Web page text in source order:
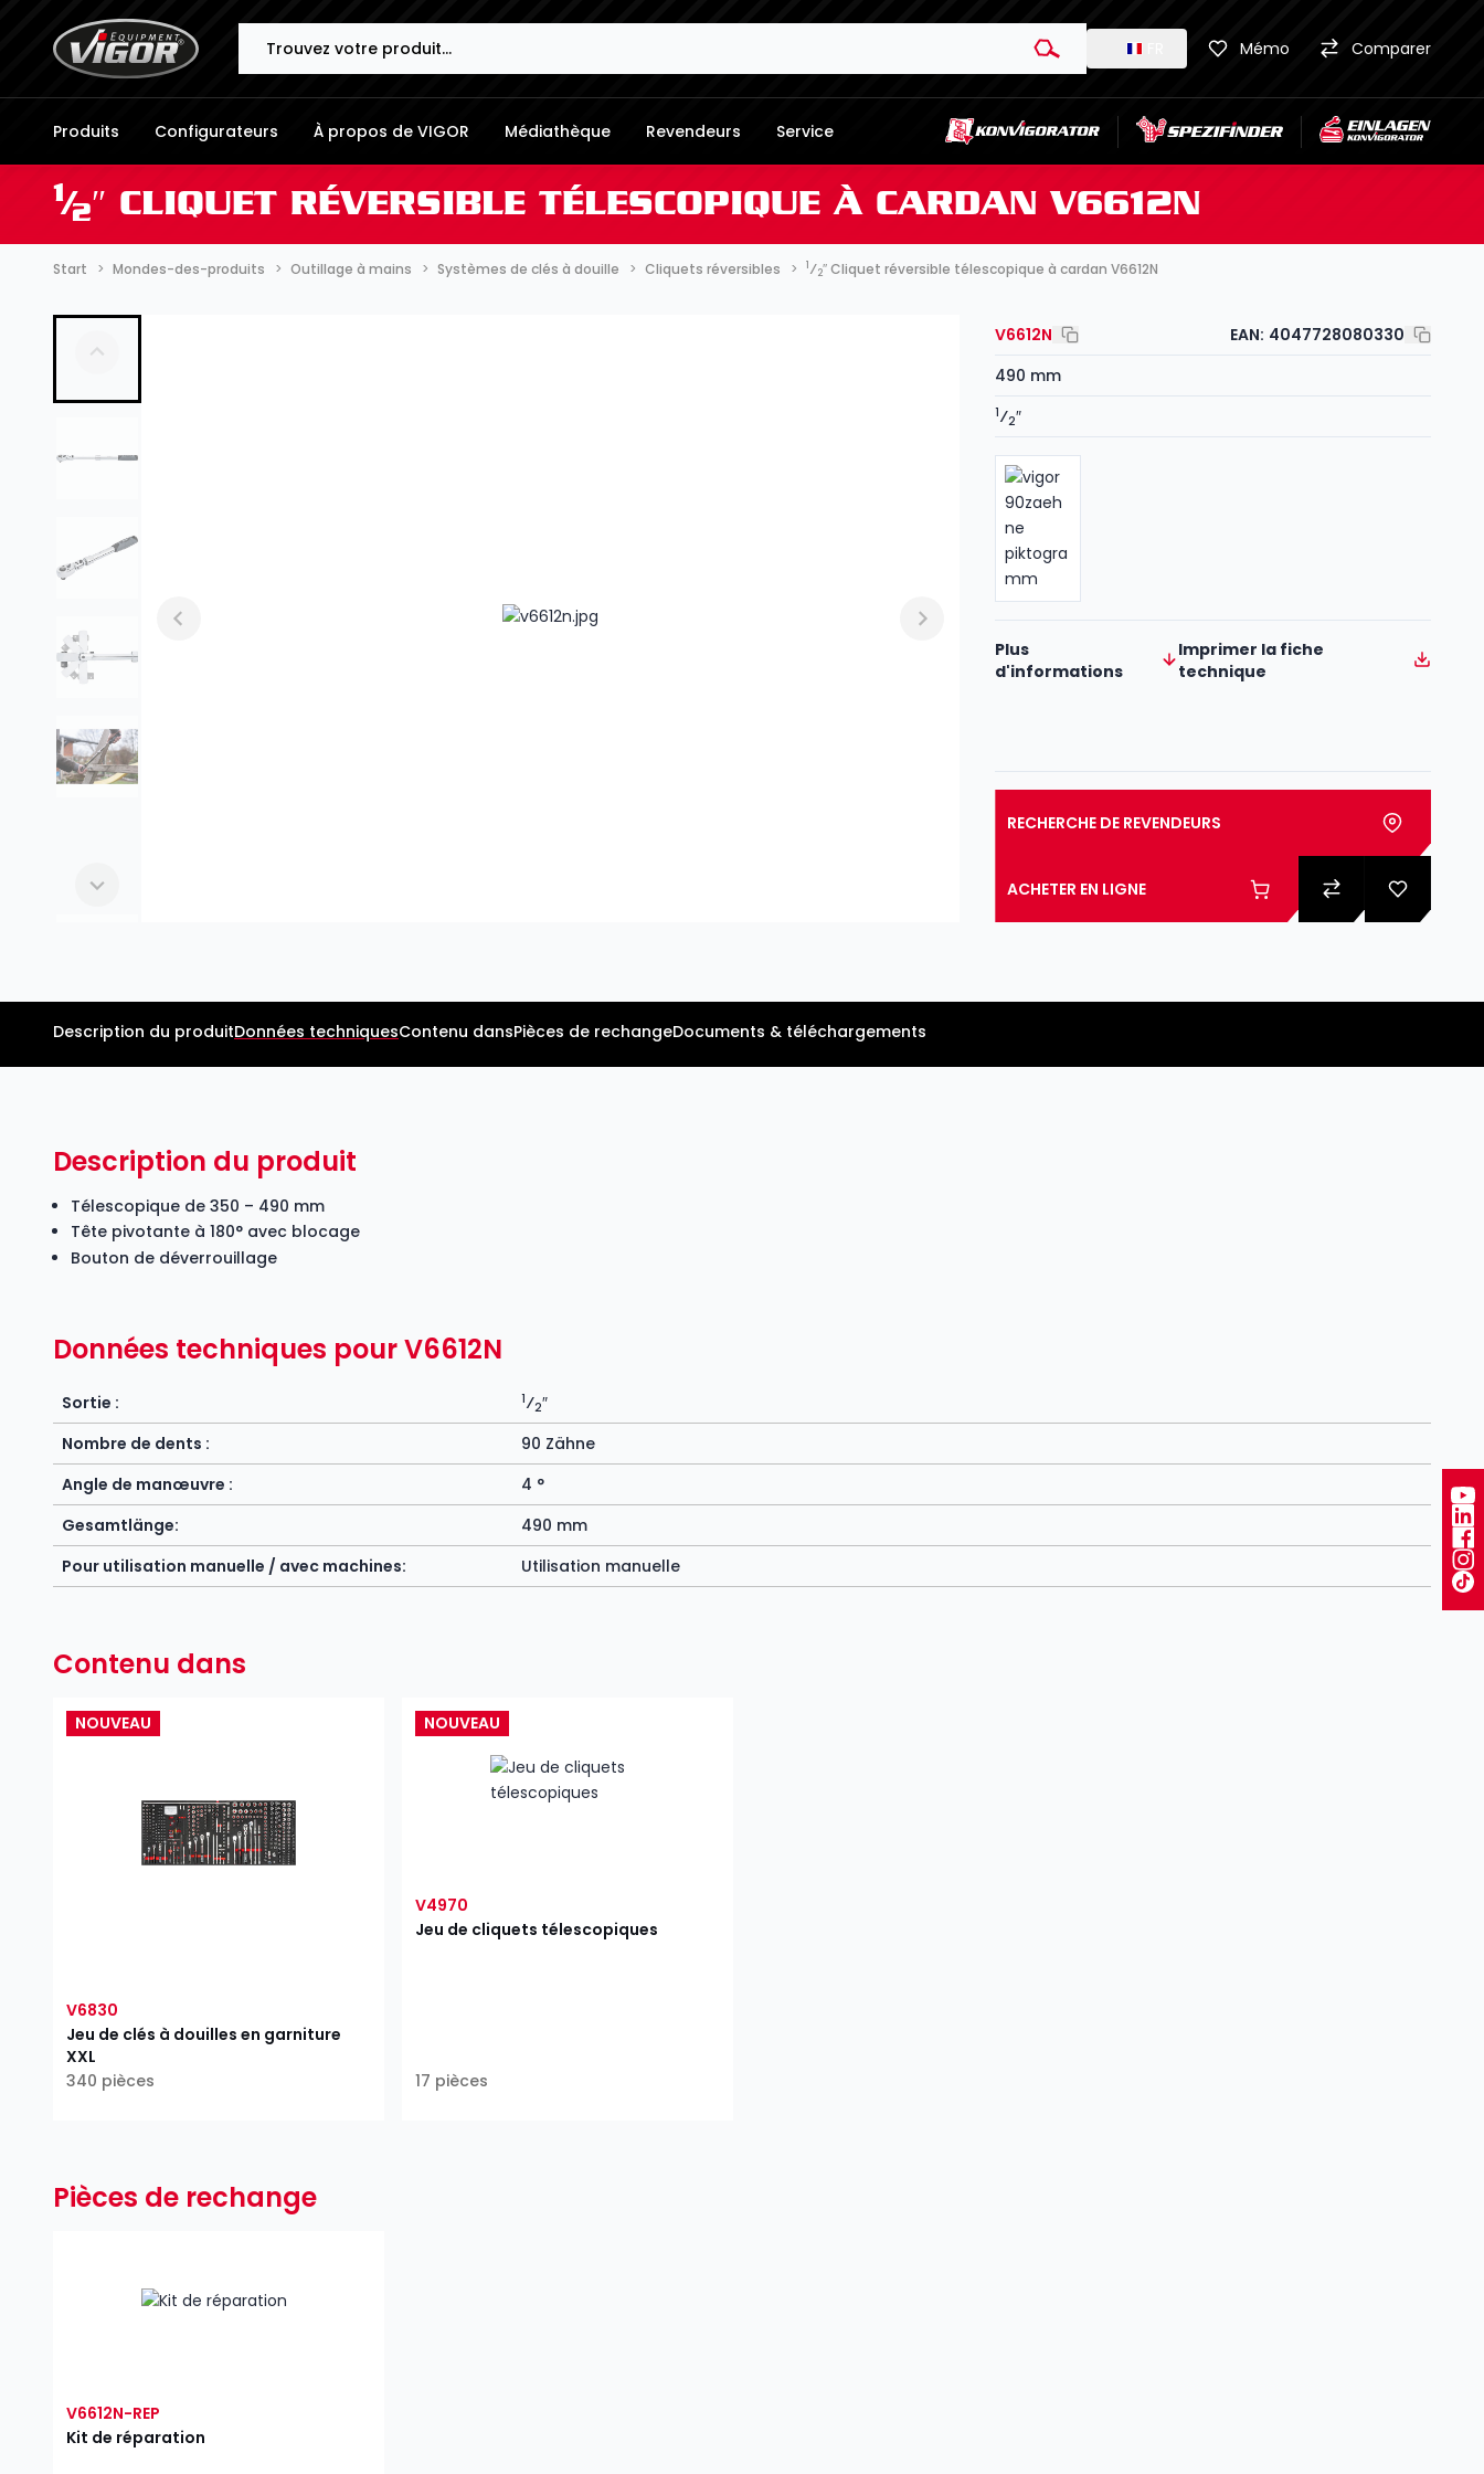
Mémo Comparer
Produits Configurateurs À propos de VIGOR Médiathèque Revendeurs Service
1⁄2″ CLIQUET RÉVERSIBLE TÉLESCOPIQUE À CARDAN V6612N
Start Mondes-des-produits Outillage à mains Systèmes de clés à douille Cliquets réversibles 1⁄2″ Cliquet réversible télescopique à cardan V6612N
V6612N EAN: 4047728080330
490 mm
1⁄2″
Plus
d'informations
Imprimer la fiche
technique
RECHERCHE DE REVENDEURS
ACHETER EN LIGNE
Description du produitDonnées techniquesContenu dansPièces de rechangeDocuments & téléchargements
Description du produit
Télescopique de 350 – 490 mm
Tête pivotante à 180° avec blocage
Bouton de déverrouillage
Données techniques pour V6612N
Sortie : 1⁄2″
Nombre de dents :
90 Zähne
Angle de manœuvre :
4 °
Gesamtlänge:
490 mm
Pour utilisation manuelle / avec machines:
Utilisation manuelle
Contenu dans
NOUVEAU
V6830
Jeu de clés à douilles en garniture
XXL
340 pièces
NOUVEAU
V4970
Jeu de cliquets télescopiques
17 pièces
Pièces de rechange
V6612N-REP
Kit de réparation